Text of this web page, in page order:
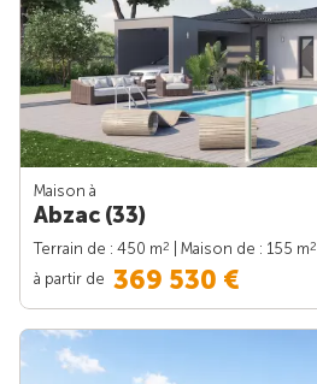
Maison à
Abzac (33)
Terrain de : 450 m2 | Maison de : 155 m2
à partir de 369 530 €